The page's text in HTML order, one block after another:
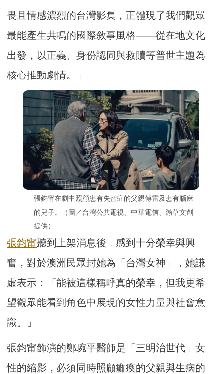
畏且情感濃烈的台灣影集，正體現了我們觀眾
最能產生共鳴的國際敘事風格——從在地文化
出發，以正義、身份認同與救贖等普世主題為
核心推動劇情。」
張鈞甯在劇中照顧患有失智症的父親傅雷及患有腦麻
的兒子。（圖／台灣公共電視、中華電信、瀚草文創
提供）
張鈞甯聽到上架消息後，感到十分榮幸與興
奮，對於澳洲民眾封她為「台灣女神」，她謙
虛表示：「能被這樣稱呼真的榮幸，但我更希
望觀眾能看到角色中展現的女性力量與社會意
識。」
張鈞甯飾演的鄭琬平醫師是「三明治世代」女
性的縮影，必須同時照顧癱瘓的父親與生病的